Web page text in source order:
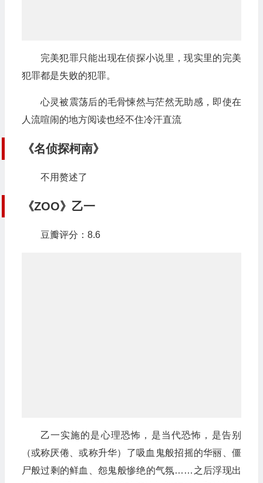
完美犯罪只能出现在侦探小说里，现实里的完美
犯罪都是失败的犯罪。
心灵被震荡后的毛骨悚然与茫然无助感，即使在
人流喧闹的地方阅读也经不住冷汗直流
《名侦探柯南》
不用赘述了
《ZOO》乙一
豆瓣评分：8.6
乙一实施的是心理恐怖，是当代恐怖，是告别
（或称厌倦、或称升华）了吸血鬼般招摇的华丽、僵
尸般过剩的鲜血、怨鬼般惨绝的气氛……之后浮现出